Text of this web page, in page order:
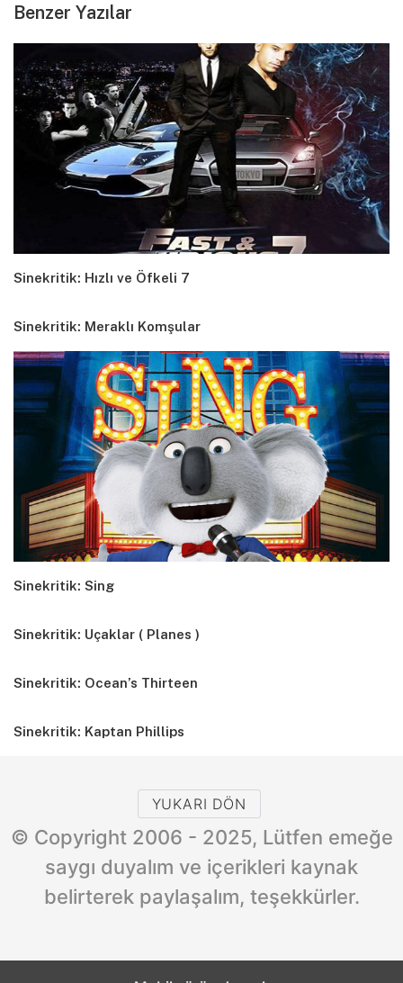
Benzer Yazılar
Sinekritik: Hızlı ve Öfkeli 7
Sinekritik: Meraklı Komşular
Sinekritik: Sing
Sinekritik: Uçaklar ( Planes )
Sinekritik: Ocean’s Thirteen
Sinekritik: Kaptan Phillips
YUKARI DÖN
© Copyright 2006 - 2025, Lütfen emeğe
saygı duyalım ve içerikleri kaynak
belirterek paylaşalım, teşekkürler.